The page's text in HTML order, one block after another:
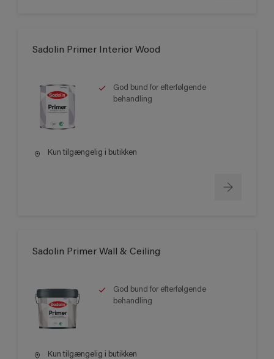
Sadolin Primer Interior Wood
God bund for efterfølgende
behandling
Kun tilgængelig i butikken
Sadolin Primer Wall & Ceiling
God bund for efterfølgende
behandling
Kun tilgængelig i butikken